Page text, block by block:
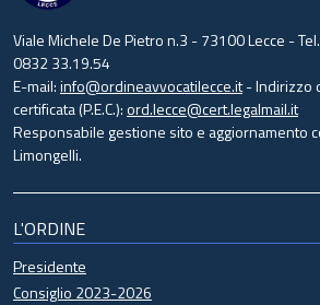
Viale Michele De Pietro n.3 - 73100 Lecce -
0832 33.19.54
E-mail:info@ordineavvocatilecce.it- Indirizzo
certificata (P.E.C.):ord.lecce@cert.legalmail.it
Responsabile gestione sito e aggiornamento
Limongelli.
L'ORDINE
Presidente
Consiglio 2023-2026